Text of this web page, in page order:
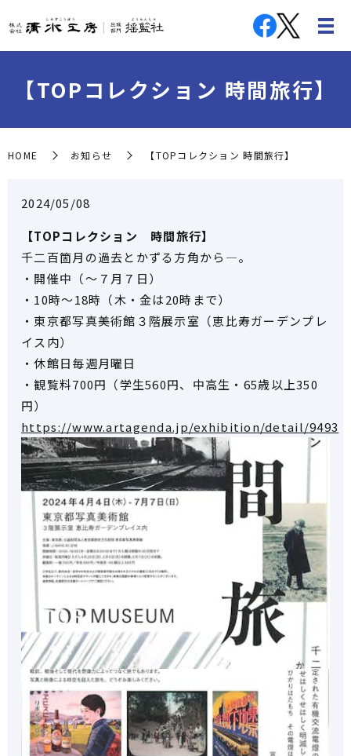
【TOPコレクション 時間旅行】
HOME お知らせ 【TOPコレクション 時間旅行】
2024/05/08
【TOPコレクション 時間旅行】
千二百箇月の過去とかずる方角から―。
・開催中（～７月７日）
・10時～18時（木・金は20時まで）
・東京都写真美術館３階展示室（恵比寿ガーデンプレ
イス内）
・休館日毎週月曜日
・観覧料700円（学生560円、中高生・65歳以上350
円）
https://www.artagenda.jp/exhibition/detail/9493